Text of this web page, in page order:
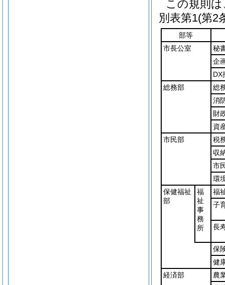
この規則
別表第1(第2
部等
市長公室
秘
企
DX
総務部
総
消
財
資
市民部
税
収
市
環
保健福祉
部
福
祉
事
務
所
福
子
長
保
健
経済部
農